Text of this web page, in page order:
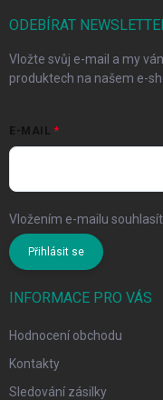
ODEBÍRAT
Vložte svůj e-mail a my
produktech na našem e-
E-MAIL
Vložením e-mailu
Přihlásit se
INFORMACE PRO VÁS
Hodnocení obchodu
Kontakty
Sledování zásilky